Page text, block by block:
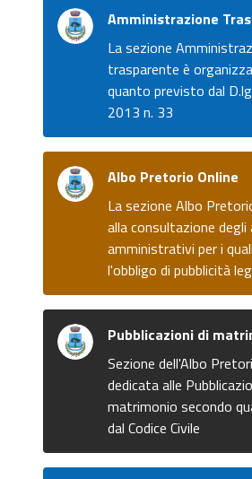
Amministrazione
La sezione
trasparente è
quanto previsto dal
2013 n. 33
Albo Pretorio Online
La sezione Albo
alla consultazione
amministrativi per i
l'obbligo di pubblicità
Pubblicazioni di
Sezione dell'Albo
dedicata alle
matrimonio secondo
dal Codice Civile